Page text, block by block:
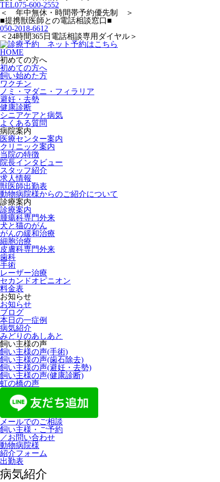
TEL075-600-2552
＜ 年中無休・時間帯予約優先制 ＞
■提携獣医師との電話相談窓口■
050-2018-6612
＜24時間365日電話相談専用ダイヤル＞
HOME
初めての方へ
初めての方へ
飼い始めた方
ワクチン
ノミ・マダニ・フィラリア
避妊・去勢
健康診断
シニアケアと病気
よくある質問
病院案内
医療センター案内
クリニック案内
当院の特徴
院長インタビュー
スタッフ紹介
求人情報
獣医師出勤表
動物病院様からのご紹介について
診療案内
診療案内
腫瘍科専門外来
犬と猫のがん
がんの緩和治療
細胞治療
皮膚科専門外来
歯科
手術
レーザー治療
セカンドオピニオン
料金表
お知らせ
お知らせ
ブログ
本日の一症例
病気紹介
みどりのあしあと
飼い主様の声
飼い主様の声(手術)
飼い主様の声(歯石除去)
飼い主様の声(避妊・去勢)
飼い主様の声(健康診断)
虹の橋の声
メールでのご相談
飼い主様・ご予約
／お問い合わせ
動物病院様
紹介フォーム
出勤表
病気紹介